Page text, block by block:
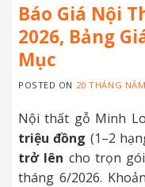
Báo Giá Nội
2026, Bảng
Mục
POSTED ON 20 THÁNG
Nội thất gỗ Minh
triệu đồng (1–2
trở lên cho trọn
tháng 6/2026.